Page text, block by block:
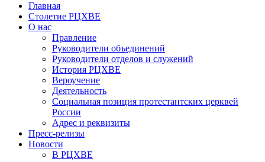
Главная
Столетие РЦХВЕ
О нас
Правление
Руководители объединений
Руководители отделов и служений
История РЦХВЕ
Вероучение
Деятельность
Социальная позиция протестантских церквей
России
Адрес и реквизиты
Пресс-релизы
Новости
В РЦХВЕ